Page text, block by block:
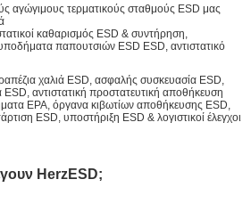
αγώγιμους τερματικούς σταθμούς ESD μας
καθαρισμός ESD & συντήρηση,
παπουτσιών ESD ESD, αντιστατικό
χαλιά ESD, ασφαλής συσκευασία ESD,
αντιστατική προστατευτική αποθήκευση
EPA, όργανα κιβωτίων αποθήκευσης ESD,
ESD, υποστήριξη ESD & λογιστικοί έλεγχοι
HerzESD;